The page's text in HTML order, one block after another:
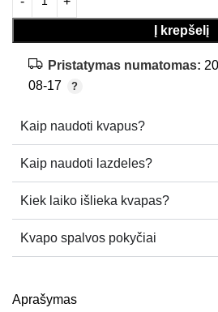
Į krepšelį
Pristatymas numatomas:
08-17
Kaip naudoti kvapus?
Kaip naudoti lazdeles?
Kiek laiko išlieka kvapas?
Kvapo spalvos pokyčiai
Aprašymas